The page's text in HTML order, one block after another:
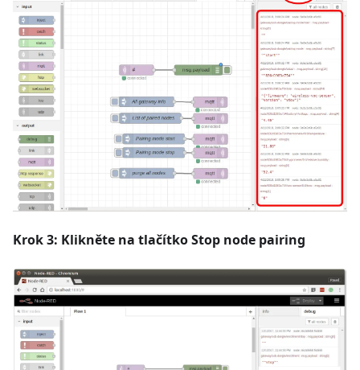
Krok 3: Klikněte na tlačítko Stop node pairing